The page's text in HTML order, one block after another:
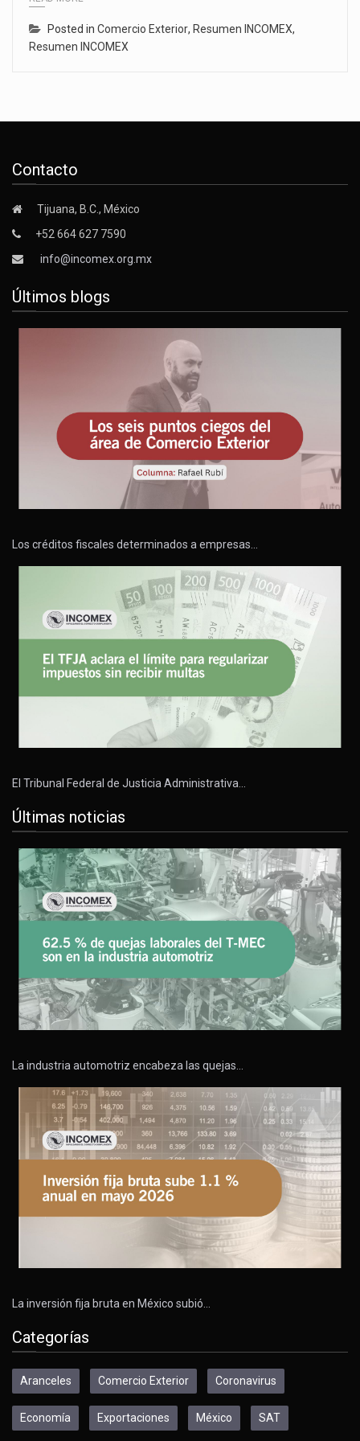
Posted in Comercio Exterior, Resumen INCOMEX,
Resumen INCOMEX
Contacto
Tijuana, B.C., México
+52 664 627 7590
info@incomex.org.mx
Últimos blogs
Los créditos fiscales determinados a empresas…
El Tribunal Federal de Justicia Administrativa…
Últimas noticias
La industria automotriz encabeza las quejas…
La inversión fija bruta en México subió…
Categorías
Aranceles Comercio Exterior Coronavirus
Economía Exportaciones México SAT